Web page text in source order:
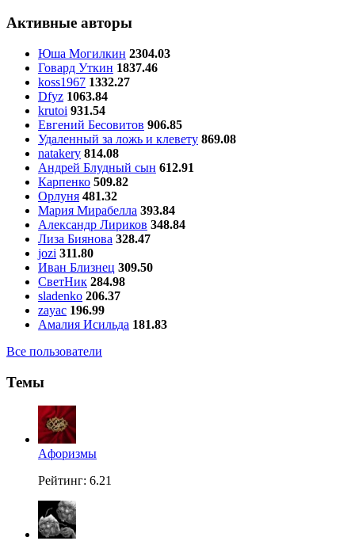
Активные авторы
Юша Могилкин 2304.03
Говард Уткин 1837.46
koss1967 1332.27
Dfyz 1063.84
krutoi 931.54
Евгений Бесовитов 906.85
Удаленный за ложь и клевету 869.08
natakery 814.08
Андрей Блудный сын 612.91
Карпенко 509.82
Орлуня 481.32
Мария Мирабелла 393.84
Александр Лириков 348.84
Лиза Биянова 328.47
jozi 311.80
Иван Близнец 309.50
СветНик 284.98
sladenko 206.37
zayac 196.99
Амалия Исильда 181.83
Все пользователи
Темы
Aфоризмы
Рейтинг: 6.21